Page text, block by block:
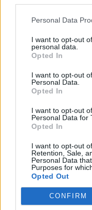
Personal Data
I want to opt-out
personal data.
Opted In
I want to opt-out
Personal Data.
Opted In
I want to opt-out
Personal Data for
Opted In
I want to opt-out
Retention, Sale,
Personal Data
Purposes for
Opted Out
CONFIRM